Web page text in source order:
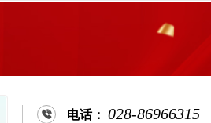
 电话： 028-86966315